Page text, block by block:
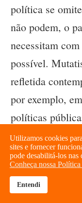
política se
não podem, o
necessitam
possível.
refletida
por exemplo,
políticas
assistenciais.
compensar
são
que vivem em
brightness_high
Utilizamos cookies
sites e fornecer
pode desabilitá-los nas
Conheça nossa
Entendi